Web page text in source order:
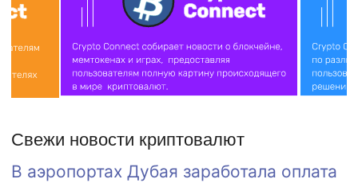
Свежи новости криптовалют
В аэропортах Дубая заработала оплата